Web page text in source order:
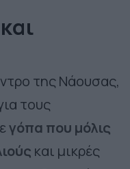
της Νάουσας,
τους
γόπα που μόλις
και μικρές